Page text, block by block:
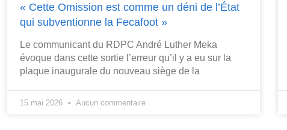
« Cette Omission est comme un déni de l’État
qui subventionne la Fecafoot »
Le communicant du RDPC André Luther Meka
évoque dans cette sortie l’erreur qu’il y a eu sur la
plaque inaugurale du nouveau siège de la
15 mai 2026 Aucun commentaire